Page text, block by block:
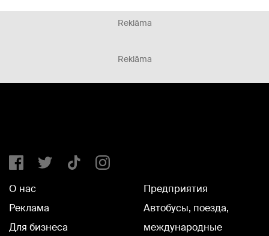
Reklāma
Reklāma
О нас
Реклама
Для бизнеса
Предприятия
Автобусы, поезда,
международные